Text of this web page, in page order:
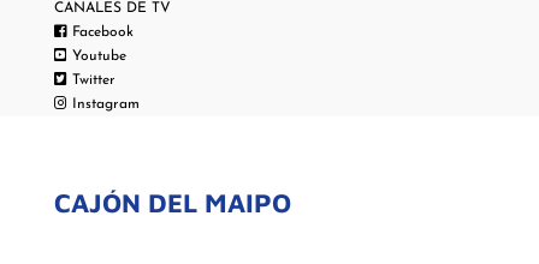
CANALES DE TV
Facebook
Youtube
Twitter
Instagram
CAJÓN DEL MAIPO